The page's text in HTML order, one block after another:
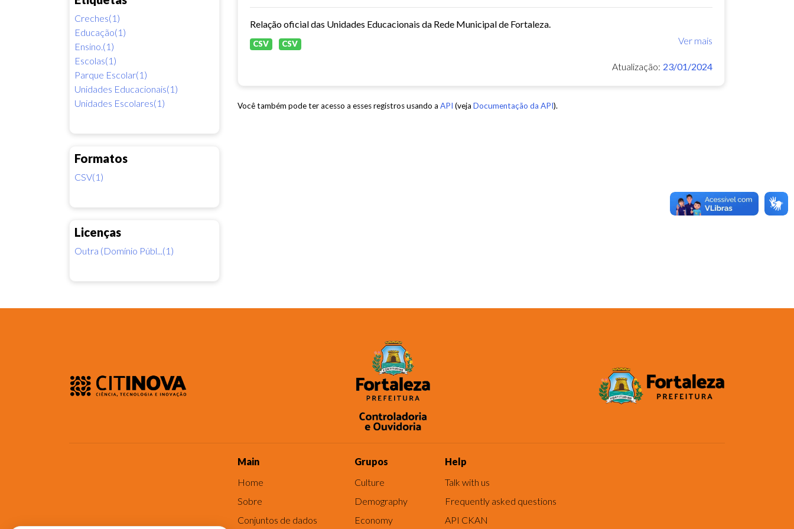
Creches(1)
Educação(1)
Ensino.(1)
Escolas(1)
Parque Escolar(1)
Unidades Educacionais(1)
Unidades Escolares(1)
Formatos
CSV(1)
Licenças
Outra (Domínio Públ...(1)
Relação oficial das Unidades Educacionais da Rede Municipal de Fortaleza.
Ver mais
CSV CSV
Atualização: 23/01/2024
Você também pode ter acesso a esses registros usando a API (veja Documentação da API).
Main
Home
Sobre
Conjuntos de dados
Grupos
Culture
Demography
Economy
Help
Talk with us
Frequently asked questions
API CKAN